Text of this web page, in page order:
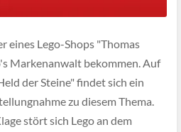
eines Lego-Shops "Thomas
Markenanwalt bekommen. Auf
der Steine" findet sich ein
zu diesem Thema.
stört sich Lego an dem